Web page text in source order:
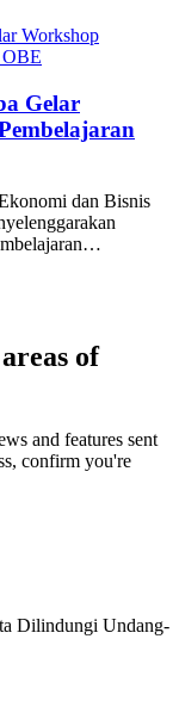
Gelar
dan Bisnis
of
and features sent
confirm you're
Dilindungi Undang-